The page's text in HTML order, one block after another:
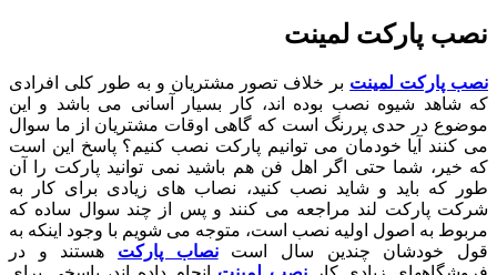
نصب پارکت لمینت
نصب پارکت لمینت بر خلاف تصور مشتریان و به طور کلی افرادی
که شاهد شیوه نصب بوده اند، کار بسیار آسانی می باشد و این
موضوع در حدی پررنگ است که گاهی اوقات مشتریان از ما سوال
می کنند آیا خودمان می توانیم پارکت نصب کنیم؟ پاسخ این است
که خیر، شما حتی اگر اهل فن هم باشید نمی توانید پارکت را آن
طور که باید و شاید نصب کنید، نصاب های زیادی برای کار به
شرکت پارکت لند مراجعه می کنند و پس از چند سوال ساده که
مربوط به اصول اولیه نصب است، متوجه می شویم با وجود اینکه به
قول خودشان چندین سال استنصاب پارکت هستند و در